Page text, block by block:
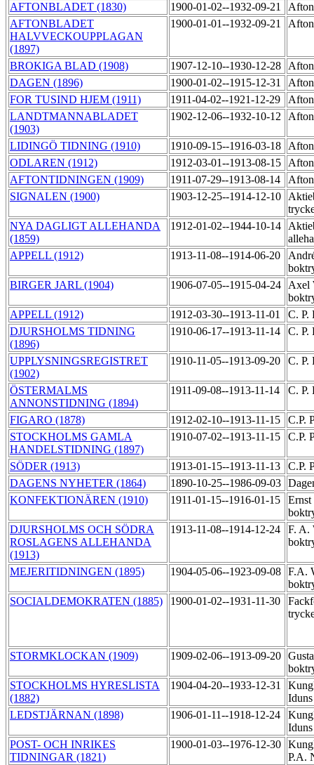
AFTONBLADET (1830)
1900-01-02--1932-09-21
AFTONBLADET
HALVVECKOUPPLAGAN
(1897)
1900-01-01--1932-09-21
BROKIGA BLAD (1908) 1907-12-10--1930-12-28
DAGEN (1896)
1900-01-02--1915-12-31
FOR TUSIND HJEM (1911)
1911-04-02--1921-12-29
LANDTMANNABLADET
(1903)
1902-12-06--1932-10-12
LIDINGÖ TIDNING (1910) 1910-09-15--1916-03-18
ODLAREN (1912)
1912-03-01--1913-08-15
AFTONTIDNINGEN (1909)
1911-07-29--1913-08-14
SIGNALEN (1900)
1903-12-25--1914-12-10
NYA DAGLIGT ALLEHANDA
(1859)
1912-01-02--1944-10-14
APPELL (1912)
1913-11-08--1914-06-20
BIRGER JARL (1904)
1906-07-05--1915-04-24
Axel
APPELL (1912)
1912-03-30--1913-11-01
C. P.
DJURSHOLMS TIDNING
(1896)
1910-06-17--1913-11-14 C. P.
UPPLYSNINGSREGISTRET
(1902)
1910-11-05--1913-09-20 C. P.
ÖSTERMALMS
ANNONSTIDNING (1894)
1911-09-08--1913-11-14 C. P.
FIGARO (1878) 1912-02-10--1913-11-15
C.P.
STOCKHOLMS GAMLA
HANDELSTIDNING (1897)
1910-07-02--1913-11-15 C.P.
SÖDER (1913) 1913-01-15--1913-11-13
C.P.
DAGENS NYHETER (1864)
1890-10-25--1986-09-03
KONFEKTIONÄREN (1910)
1911-01-15--1916-01-15
Ernst
DJURSHOLMS OCH SÖDRA
ROSLAGENS ALLEHANDA
(1913)
1913-11-08--1914-12-24
F. A.
MEJERITIDNINGEN (1895) 1904-05-06--1923-09-08 F.A.
SOCIALDEMOKRATEN (1885)
1900-01-02--1931-11-30
STORMKLOCKAN (1909) 1909-02-06--1913-09-20
STOCKHOLMS HYRESLISTA
(1882)
1904-04-20--1933-12-31
LEDSTJÄRNAN (1898)
1906-01-11--1918-12-24
POST- OCH INRIKES
TIDNINGAR (1821)
1900-01-03--1976-12-30
P.A.